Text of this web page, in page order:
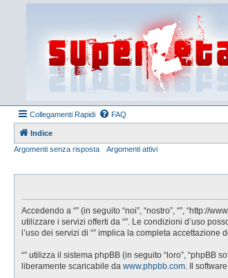
Collegamenti Rapidi FAQ
Indice
Argomenti senza risposta
Argomenti attivi
Accedendo a “” (in seguito “noi”, “nostro”, “”,
utilizzare i servizi offerti da “”. Le condizioni d’uso
l’uso dei servizi di “” implica la completa accettazione
“” utilizza il sistema phpBB (in seguito “loro”, “phpBB
liberamente scaricabile da www.phpbb.com . Il